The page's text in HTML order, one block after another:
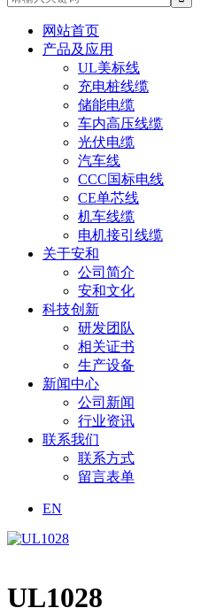
网站首页
产品及应用
UL美标线
充电桩线缆
储能电缆
车内高压线缆
光伏电缆
汽车线
CCC国标电线
CE单芯线
机车线缆
电机接引线缆
关于安和
公司简介
安和文化
科技创新
研发团队
相关证书
生产设备
新闻中心
公司新闻
行业资讯
联系我们
联系方式
留言表单
EN
UL1028